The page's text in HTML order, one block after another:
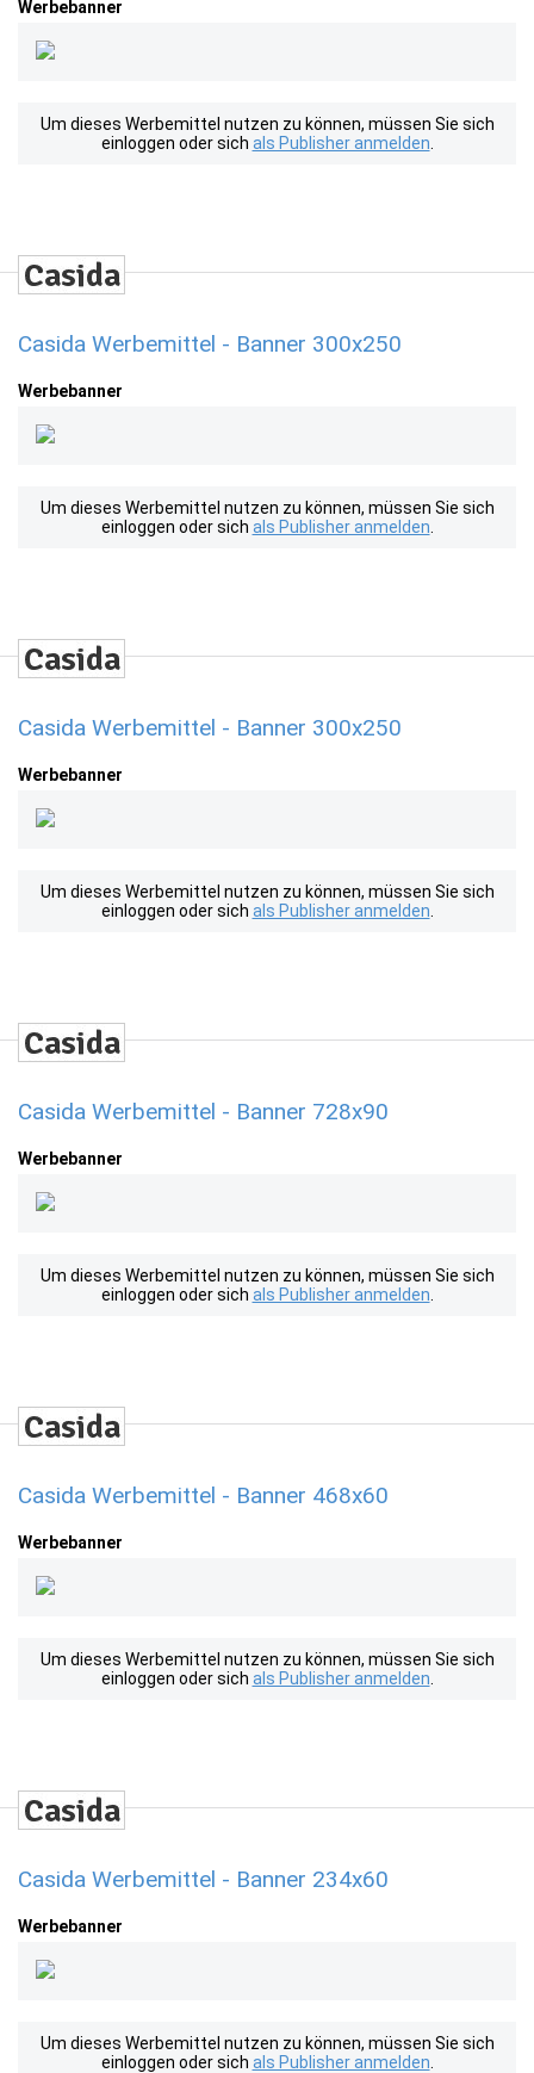
Werbebanner
Um dieses Werbemittel nutzen zu können, müssen Sie sich
einloggen oder sich als Publisher anmelden
Casida Werbemittel - Banner 300x250
Werbebanner
Um dieses Werbemittel nutzen zu können, müssen Sie sich
einloggen oder sich als Publisher anmelden
Casida Werbemittel - Banner 300x250
Werbebanner
Um dieses Werbemittel nutzen zu können, müssen Sie sich
einloggen oder sich als Publisher anmelden
Casida Werbemittel - Banner 728x90
Werbebanner
Um dieses Werbemittel nutzen zu können, müssen Sie sich
einloggen oder sich als Publisher anmelden
Casida Werbemittel - Banner 468x60
Werbebanner
Um dieses Werbemittel nutzen zu können, müssen Sie sich
einloggen oder sich als Publisher anmelden
Casida Werbemittel - Banner 234x60
Werbebanner
Um dieses Werbemittel nutzen zu können, müssen Sie sich
einloggen oder sich als Publisher anmelden